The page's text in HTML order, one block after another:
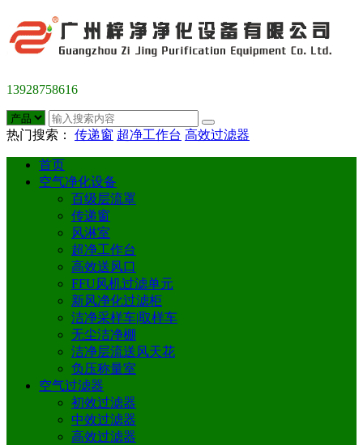
13928758616
热门搜索： 传递窗 超净工作台 高效过滤器
首页
空气净化设备
百级层流罩
传递窗
风淋室
超净工作台
高效送风口
FFU风机过滤单元
新风净化过滤柜
洁净采样车|取样车
无尘洁净棚
洁净层流送风天花
负压称量室
空气过滤器
初效过滤器
中效过滤器
高效过滤器